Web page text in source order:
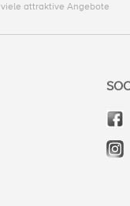
viele attraktive Angebote